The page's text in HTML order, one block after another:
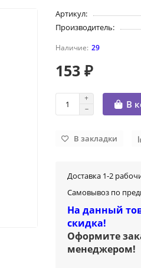
Артикул:
Производитель:
29
153 ₽
В
В закладки
Доставка 1-2
Самовывоз по
На данный
скидка!
Оформите
менеджером!